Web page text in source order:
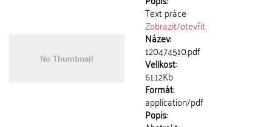
Text práce
Zobrazit/otevřít
Název:
120474510.pdf
Velikost:
61.12Kb
Formát:
application/pdf
Popis: